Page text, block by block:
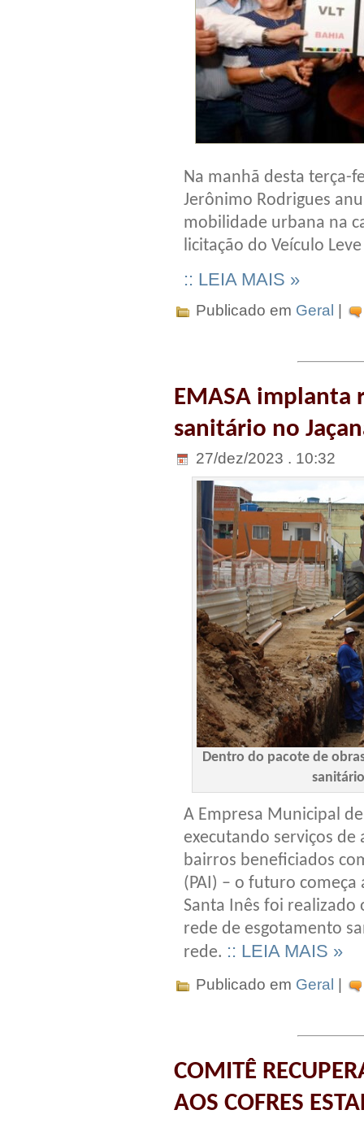
Na manhã desta terça-
Jerônimo Rodrigues
mobilidade urbana na
licitação do Veículo
:: LEIA MAIS »
Publicado em Geral |
EMASA implanta
sanitário no
27/dez/2023 . 10:32
Dentro do pacote de
A Empresa Municipal
executando serviços de
bairros beneficiados
(PAI) – o futuro
Santa Inês foi realizado
rede de esgotamento
rede. :: LEIA MAIS »
Publicado em Geral
COMITÊ
AOS COFRES